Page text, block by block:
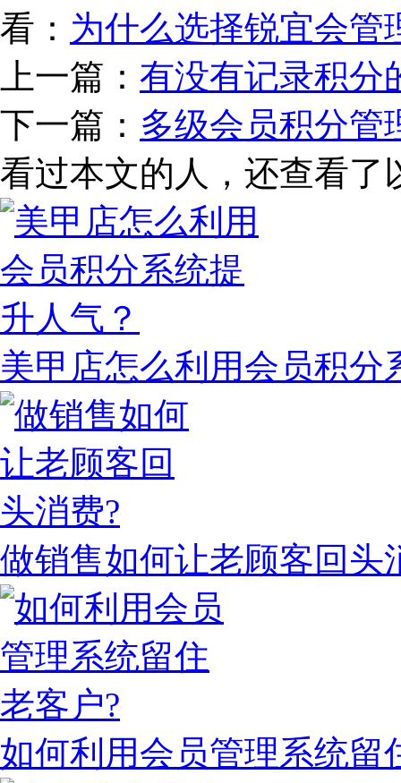
看： 为什么选择锐宜会管
上一篇： 有没有记录积分
下一篇： 多级会员积分管
看过本文的人，还查看了
美甲店怎么利用会员积分
做销售如何让老顾客回头
如何利用会员管理系统留